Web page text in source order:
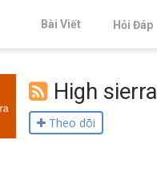
Bài Viết Hỏi Đáp
High sierra
Theo dõi